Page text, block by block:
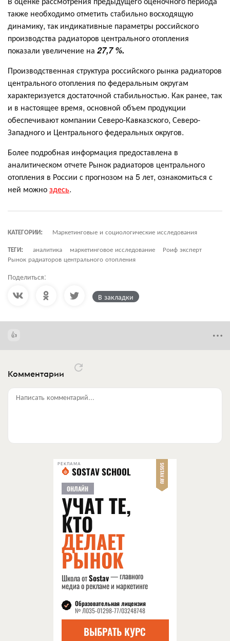
также необходимо отметить стабильно восходящую
динамику, так индикативные параметры российского
производства радиаторов центрального отопления
показали увеличение на 27,7 %.
Производственная структура российского рынка радиаторов
центрального отопления по федеральным округам
характеризуется достаточной стабильностью. Как ранее, так
и в настоящее время, основной объем продукции
обеспечивают компании Северо-Кавказского, Северо-
Западного и Центрального федеральных округов.
Более подробная информация предоставлена в
аналитическом отчете Рынок радиаторов центрального
отопления в России с прогнозом на 5 лет, ознакомиться с
ней можноздесь.
КАТЕГОРИИ:
Маркетинговые и социологические исследования
ТЕГИ:
аналитика маркетинговое исследование
Роиф эксперт
Рынок радиаторов центрального отопления
Поделиться:
В закладки
Комментарии
Написать комментарий...
РЕКЛАМА